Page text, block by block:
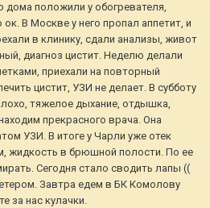
положили у обогревателя,
В Москве у него пропал аппетит, и
в клинику, сдали анализы, живот
диагноз цистит. Неделю делали
приехали на повторный
цистит, УЗИ не делает. В субботу
тяжелое дыхание, отдышка,
прекрасного врача. Она
УЗИ. В итоге у Чарли уже отек
жидкость в брюшной полости. По ее
Сегодня стало сводить лапы ((
Завтра едем в БК Комолову
за нас кулачки.